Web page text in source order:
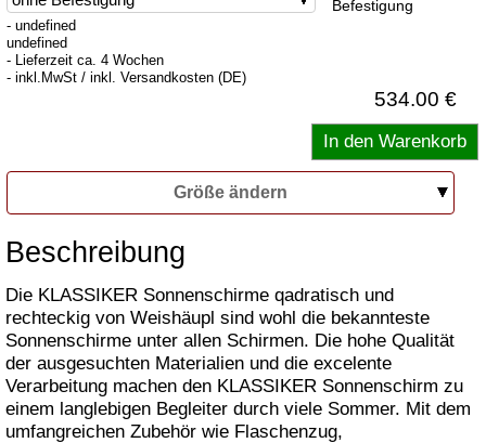
- undefined
undefined
- Lieferzeit ca. 4 Wochen
- inkl.MwSt / inkl. Versandkosten (DE)
534.00 €
Größe ändern
Beschreibung
Die KLASSIKER Sonnenschirme qadratisch und
rechteckig von Weishäupl sind wohl die bekannteste
Sonnenschirme unter allen Schirmen. Die hohe Qualität
der ausgesuchten Materialien und die excelente
Verarbeitung machen den KLASSIKER Sonnenschirm zu
einem langlebigen Begleiter durch viele Sommer. Mit dem
umfangreichen Zubehör wie Flaschenzug,